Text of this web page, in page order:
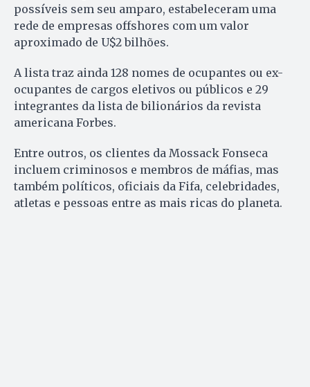
possíveis sem seu amparo, estabeleceram uma
rede de empresas offshores com um valor
aproximado de U$2 bilhões.
A lista traz ainda 128 nomes de ocupantes ou ex-
ocupantes de cargos eletivos ou públicos e 29
integrantes da lista de bilionários da revista
americana Forbes.
Entre outros, os clientes da Mossack Fonseca
incluem criminosos e membros de máfias, mas
também políticos, oficiais da Fifa, celebridades,
atletas e pessoas entre as mais ricas do planeta.